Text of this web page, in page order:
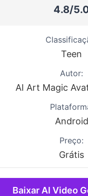
4.8/
Teen
Autor:
AI Art Magic
Android
Preço:
Grátis
Baixar AI Video